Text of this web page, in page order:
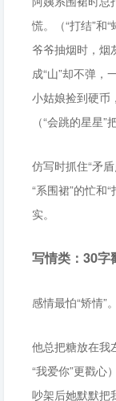
慌。（“打结”和
爷爷抽烟时，烟
成“山”却不弹，
小姑娘捡到硬币
（“会跳的星星”
仿写时抓住“矛盾
“系围裙”的忙和
实。
写情类：30字
感情最怕“矫情”
他总把糖放在我
“我爱你”更戳心）
吵架后她默默把